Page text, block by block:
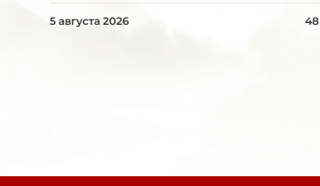
5 августа 2026 48